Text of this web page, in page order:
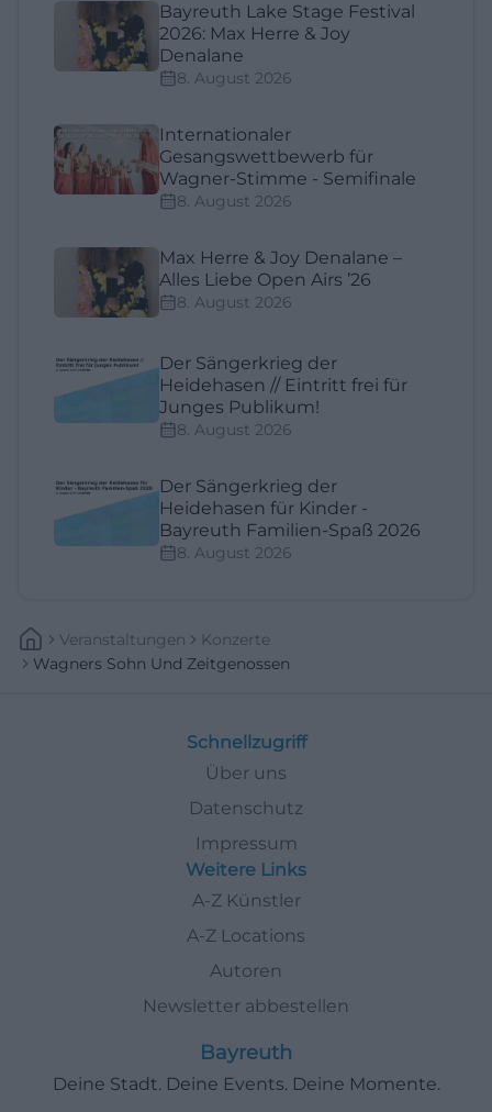
Bayreuth Lake Stage Festival
2026: Max Herre & Joy
Denalane
8. August 2026
Internationaler
Gesangswettbewerb für
Wagner-Stimme - Semifinale
8. August 2026
Max Herre & Joy Denalane –
Alles Liebe Open Airs ’26
8. August 2026
Der Sängerkrieg der
Heidehasen // Eintritt frei für
Junges Publikum!
8. August 2026
Der Sängerkrieg der
Heidehasen für Kinder -
Bayreuth Familien-Spaß 2026
8. August 2026
Veranstaltungen
Konzerte
Wagners Sohn Und Zeitgenossen
Schnellzugriff
Über uns
Datenschutz
Impressum
Weitere Links
A-Z Künstler
A-Z Locations
Autoren
Newsletter abbestellen
Bayreuth
Deine Stadt. Deine Events. Deine Momente.